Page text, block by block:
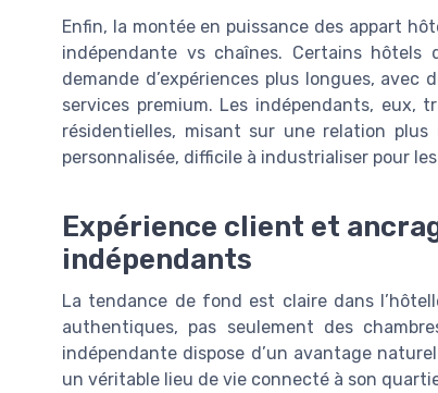
Enfin, la montée en puissance des appart
indépendante vs chaînes. Certains
demande d’expériences plus longues,
services premium. Les indépendants, eux,
résidentielles, misant sur une relation
personnalisée, difficile à industrialiser pour
Expérience client et
indépendants
La tendance de fond est claire dans
authentiques, pas seulement des
indépendante dispose d’un avantage
un véritable lieu de vie connecté à son